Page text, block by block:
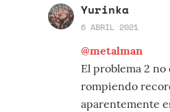
Yurinka
6 ABRIL 2021
@metalman
El problema 2 no
rompiendo
aparentemente